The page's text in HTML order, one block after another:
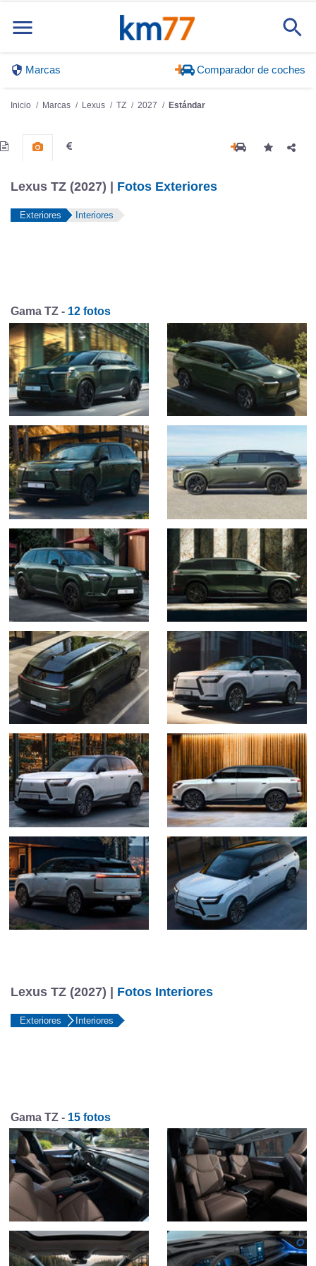
Marcas Comparador de coches
Inicio Marcas Lexus TZ 2027 Estándar
Lexus TZ (2027) | Fotos Exteriores
Exteriores Interiores
Gama TZ - 12 fotos
Lexus TZ (2027) | Fotos Interiores
Exteriores Interiores
Gama TZ - 15 fotos